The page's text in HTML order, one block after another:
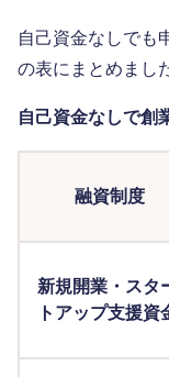
自己資金なしでも
の表にまとめまし
自己資金なしで創
融資制度
新規開業・スタ
トアップ支援資